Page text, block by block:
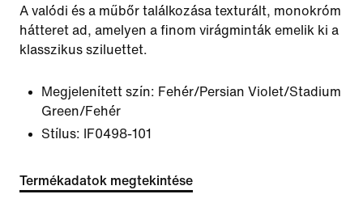
A valódi és a műbőr találkozása texturált, monokróm
hátteret ad, amelyen a finom virágminták emelik ki a
klasszikus sziluettet.
Megjelenített szín: Fehér/Persian Violet/Stadium
Green/Fehér
Stílus:
IF0498-101
Termékadatok megtekintése